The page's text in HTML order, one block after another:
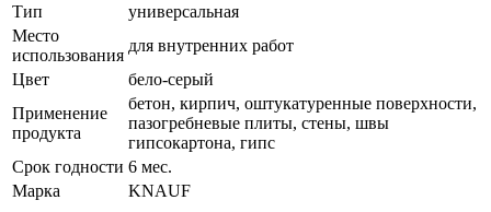
Тип
универсальная
Место
использования
для внутренних работ
Цвет
бело-серый
Применение
продукта
бетон, кирпич, оштукатуренные поверхности,
пазогребневые плиты, стены, швы
гипсокартона, гипс
Срок годности 6 мес.
Марка
KNAUF